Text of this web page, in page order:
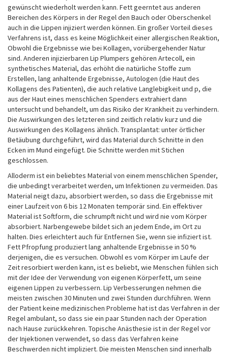
gewünscht wiederholt werden kann. Fett geerntet aus anderen
Bereichen des Körpers in der Regel den Bauch oder Oberschenkel
auch in die Lippen injiziert werden können. Ein großer Vorteil dieses
Verfahrens ist, dass es keine Möglichkeit einer allergischen Reaktion,
Obwohl die Ergebnisse wie bei Kollagen, vorübergehender Natur
sind. Anderen injizierbaren Lip Plumpers gehören Artecoll, ein
synthetisches Material, das erhöht die natürliche Stoffe zum
Erstellen, lang anhaltende Ergebnisse, Autologen (die Haut des
Kollagens des Patienten), die auch relative Langlebigkeit und p, die
aus der Haut eines menschlichen Spenders extrahiert dann
untersucht und behandelt, um das Risiko der Krankheit zu verhindern.
Die Auswirkungen des letzteren sind zeitlich relativ kurz und die
Auswirkungen des Kollagens ähnlich. Transplantat: unter örtlicher
Betäubung durchgeführt, wird das Material durch Schnitte in den
Ecken im Mund eingefügt. Die Schnitte werden mit Stichen
geschlossen.
Alloderm ist ein beliebtes Material von einem menschlichen Spender,
die unbedingt verarbeitet werden, um Infektionen zu vermeiden. Das
Material neigt dazu, absorbiert werden, so dass die Ergebnisse mit
einer Laufzeit von 6 bis 12 Monaten temporär sind. Ein effektiver
Material ist Softform, die schrumpft nicht und wird nie vom Körper
absorbiert. Narbengewebe bildet sich an jedem Ende, im Ort zu
halten. Dies erleichtert auch für Entfernen Sie, wenn sie infiziert ist.
Fett Pfropfung produziert lang anhaltende Ergebnisse in 50 %
derjenigen, die es versuchen. Obwohl es vom Körper im Laufe der
Zeit resorbiert werden kann, ist es beliebt, wie Menschen fühlen sich
mit der Idee der Verwendung von eigenen Körperfett, um seine
eigenen Lippen zu verbessern. Lip Verbesserungen nehmen die
meisten zwischen 30 Minuten und zwei Stunden durchführen. Wenn
der Patient keine medizinischen Probleme hat ist das Verfahren in der
Regel ambulant, so dass sie ein paar Stunden nach der Operation
nach Hause zurückkehren. Topische Anästhesie ist in der Regel vor
der Injektionen verwendet, so dass das Verfahren keine
Beschwerden nicht impliziert. Die meisten Menschen sind innerhalb